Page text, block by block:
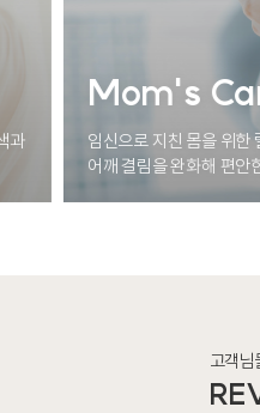
과
Mom's
임신으로 지친 몸을 위한
어깨 결림을 완화해 편안
고객님